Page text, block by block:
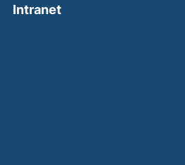
Intranet(external link,